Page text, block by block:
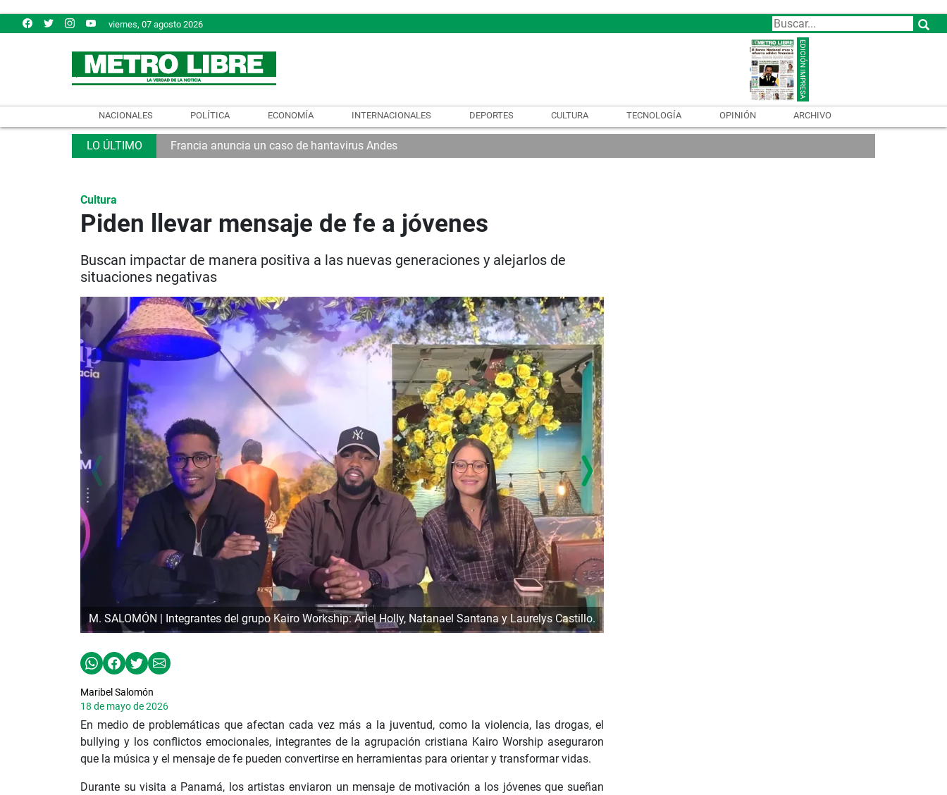
viernes, 07 agosto 2026
NACIONALES POLÍTICA ECONOMÍA INTERNACIONALES DEPORTES CULTURA TECNOLOGÍA OPINIÓN ARCHIVO
Francia anuncia un caso de hantavirus Andes
Cultura
Piden llevar mensaje de fe a jóvenes
Buscan impactar de manera positiva a las nuevas generaciones y alejarlos de
situaciones negativas
M. SALOMÓN | Integrantes del grupo Kairo Workship: Ariel Holly, Natanael Santana y Laurelys Castillo.
Maribel Salomón
18 de mayo de 2026
En medio de problemáticas que afectan cada vez más a la juventud, como la violencia, las drogas, el
bullying y los conflictos emocionales, integrantes de la agrupación cristiana Kairo Worship aseguraron
que la música y el mensaje de fe pueden convertirse en herramientas para orientar y transformar vidas.
Durante su visita a Panamá, los artistas enviaron un mensaje de motivación a los jóvenes que sueñan